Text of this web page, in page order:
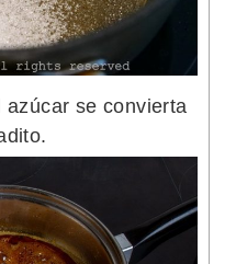
se convierta